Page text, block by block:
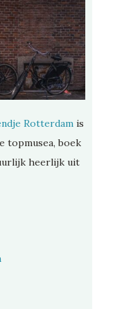
Rotterdam is
topmusea, boek
heerlijk uit